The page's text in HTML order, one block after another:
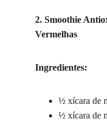
2. Smoothie
Vermelhas
Ingredientes:
½ xícara de
½ xícara de